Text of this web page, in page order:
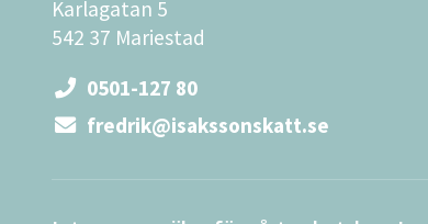
Karlagatan 5
542 37 Mariestad
0501-127 80
fredrik@isakssonskatt.se